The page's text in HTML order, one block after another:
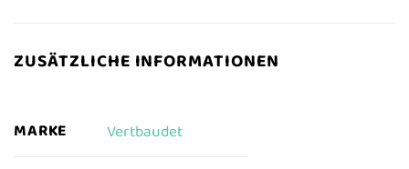
ZUSÄTZLICHE INFORMATIONEN
MARKE Vertbaudet